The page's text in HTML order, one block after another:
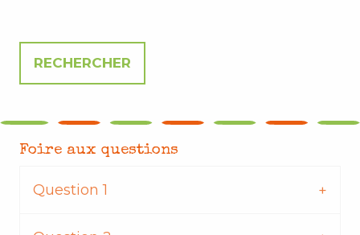
Foire aux questions
Question 1